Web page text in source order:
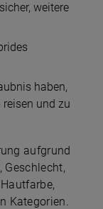
weitere
haben,
reisen und zu
aufgrund
Geschlecht,
Kategorien.